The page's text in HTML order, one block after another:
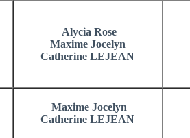
Alycia Rose
Maxime Jocelyn
Catherine LEJEAN
Maxime Jocelyn
Catherine LEJEAN